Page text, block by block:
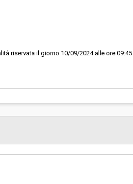
riservata il giorno 10/09/2024 alle ore